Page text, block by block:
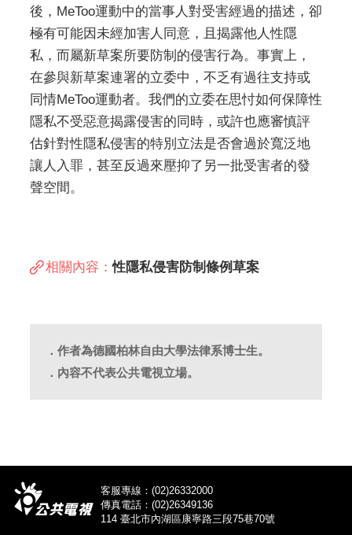
後，MeToo運動中的當事人對受害經過的描述，卻
極有可能因未經加害人同意，且揭露他人性隱
私，而屬新草案所要防制的侵害行為。事實上，
在參與新草案連署的立委中，不乏有過往支持或
同情MeToo運動者。我們的立委在思忖如何保障性
隱私不受惡意揭露侵害的同時，或許也應審慎評
估針對性隱私侵害的特別立法是否會過於寬泛地
讓人入罪，甚至反過來壓抑了另一批受害者的發
聲空間。
相關內容：性隱私侵害防制條例草案
．作者為德國柏林自由大學法律系博士生。
．內容不代表公共電視立場。
客服專線：(02)26332000
傳真電話：(02)26349136
114 臺北市內湖區康寧路三段75巷70號